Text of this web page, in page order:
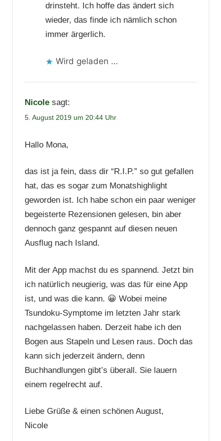
drinsteht. Ich hoffe das ändert sich
wieder, das finde ich nämlich schon
immer ärgerlich.
Wird geladen …
Nicole sagt:
5. August 2019 um 20:44 Uhr
Hallo Mona,
das ist ja fein, dass dir “R.I.P.” so gut gefallen
hat, das es sogar zum Monatshighlight
geworden ist. Ich habe schon ein paar weniger
begeisterte Rezensionen gelesen, bin aber
dennoch ganz gespannt auf diesen neuen
Ausflug nach Island.
Mit der App machst du es spannend. Jetzt bin
ich natürlich neugierig, was das für eine App
ist, und was die kann. 😀 Wobei meine
Tsundoku-Symptome im letzten Jahr stark
nachgelassen haben. Derzeit habe ich den
Bogen aus Stapeln und Lesen raus. Doch das
kann sich jederzeit ändern, denn
Buchhandlungen gibt’s überall. Sie lauern
einem regelrecht auf.
Liebe Grüße & einen schönen August,
Nicole